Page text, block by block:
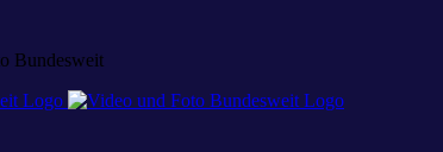
Bundesweit